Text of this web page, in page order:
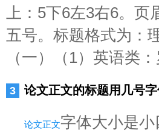
上：5下6左3右6。页
五号。标题格式为：
（一）（1）英语类
论文正文的标题用几号
论文正文字体大小是